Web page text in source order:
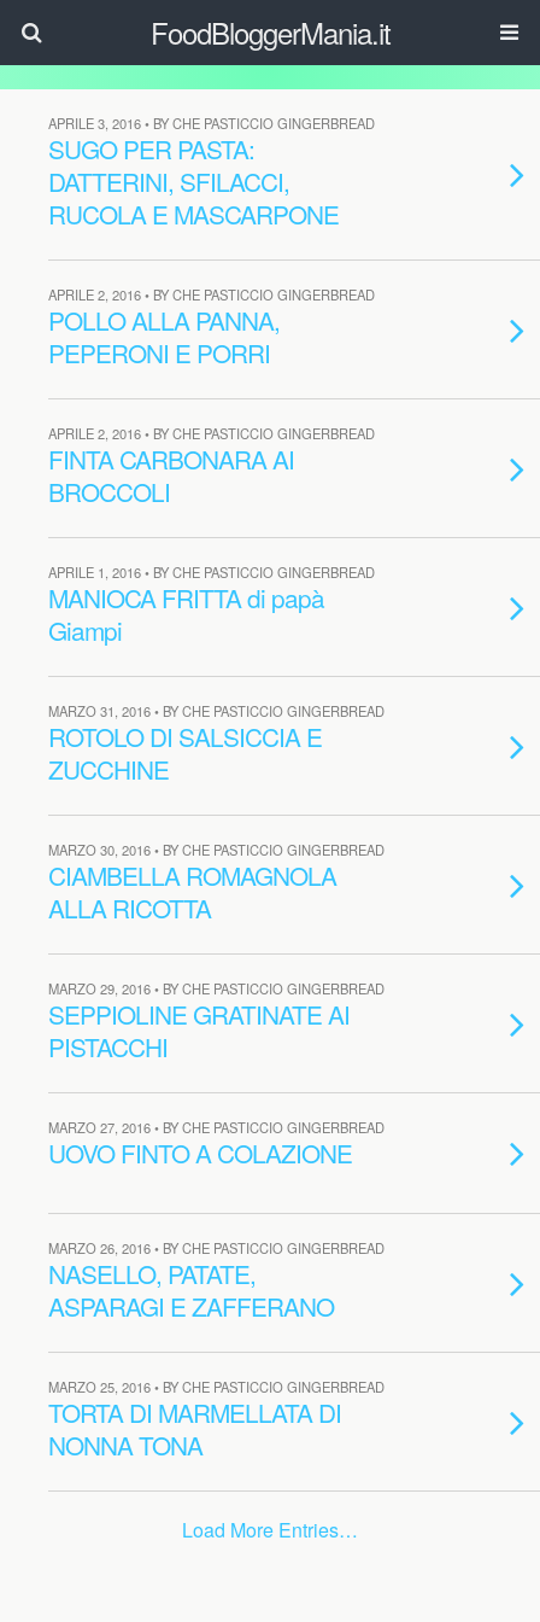
FoodBloggerMania.it
APRILE 3, 2016 • BY CHE PASTICCIO GINGERBREAD
SUGO PER PASTA:
DATTERINI, SFILACCI,
RUCOLA E MASCARPONE
APRILE 2, 2016 • BY CHE PASTICCIO GINGERBREAD
POLLO ALLA PANNA,
PEPERONI E PORRI
APRILE 2, 2016 • BY CHE PASTICCIO GINGERBREAD
FINTA CARBONARA AI
BROCCOLI
APRILE 1, 2016 • BY CHE PASTICCIO GINGERBREAD
MANIOCA FRITTA di papà
Giampi
MARZO 31, 2016 • BY CHE PASTICCIO GINGERBREAD
ROTOLO DI SALSICCIA E
ZUCCHINE
MARZO 30, 2016 • BY CHE PASTICCIO GINGERBREAD
CIAMBELLA ROMAGNOLA
ALLA RICOTTA
MARZO 29, 2016 • BY CHE PASTICCIO GINGERBREAD
SEPPIOLINE GRATINATE AI
PISTACCHI
MARZO 27, 2016 • BY CHE PASTICCIO GINGERBREAD
UOVO FINTO A COLAZIONE
MARZO 26, 2016 • BY CHE PASTICCIO GINGERBREAD
NASELLO, PATATE,
ASPARAGI E ZAFFERANO
MARZO 25, 2016 • BY CHE PASTICCIO GINGERBREAD
TORTA DI MARMELLATA DI
NONNA TONA
Load More Entries…